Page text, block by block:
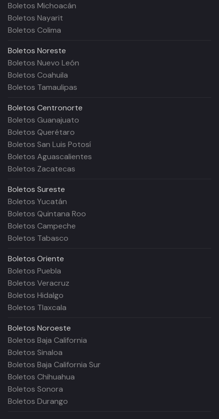
Boletos Michoacán
Boletos Nayarit
Boletos Colima
Boletos Noreste
Boletos Nuevo León
Boletos Coahuila
Boletos Tamaulipas
Boletos Centronorte
Boletos Guanajuato
Boletos Querétaro
Boletos San Luis Potosí
Boletos Aguascalientes
Boletos Zacatecas
Boletos Sureste
Boletos Yucatán
Boletos Quintana Roo
Boletos Campeche
Boletos Tabasco
Boletos Oriente
Boletos Puebla
Boletos Veracruz
Boletos Hidalgo
Boletos Tlaxcala
Boletos Noroeste
Boletos Baja California
Boletos Sinaloa
Boletos Baja California Sur
Boletos Chihuahua
Boletos Sonora
Boletos Durango